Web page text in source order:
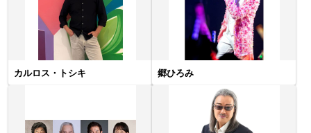
カルロス・トシキ 郷ひろみ